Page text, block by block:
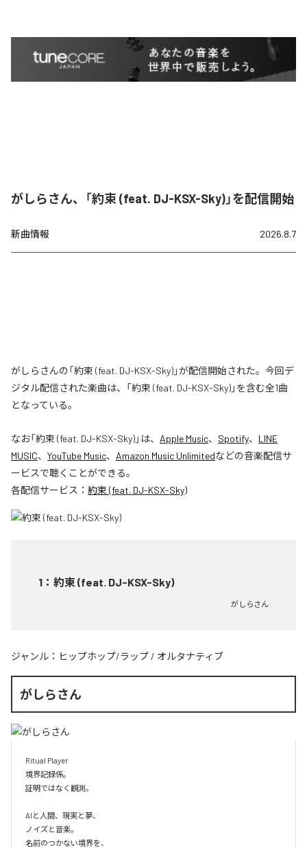
がしらさん、「約束 (feat. DJ-KSX-Sky)」を配信開始
新曲情報 2026.8.7
がしらさんの「約束 (feat. DJ-KSX-Sky)」が配信開始された。今回デ
ジタル配信された楽曲は、「約束 (feat. DJ-KSX-Sky)」を含む全1曲
となっている。
なお「約束 (feat. DJ-KSX-Sky)」は、 Apple Music、 Spotify、 LINE
MUSIC、 YouTube Music、 Amazon Music Unlimitedなどの音楽配信サ
ービスで聴くことができる。
各配信サービス： 約束 (feat. DJ-KSX-Sky)
1 ： 約束 (feat. DJ-KSX-Sky)
がしらさん
ジャンル： ヒップホップ/ラップ / オルタナティブ
がしらさん
Ritual Player
境界記録係。
証明ではなく観測。
AIと人間、現実と夢、
ノイズと音楽。
名前のつかない境界を、